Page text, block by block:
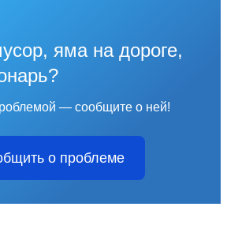
яма на дороге,
— сообщите о ней!
о проблеме